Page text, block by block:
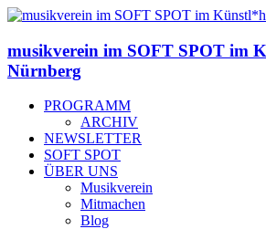
musikverein im SOFT SPOT im
Nürnberg
PROGRAMM
ARCHIV
NEWSLETTER
SOFT SPOT
ÜBER UNS
Musikverein
Mitmachen
Blog